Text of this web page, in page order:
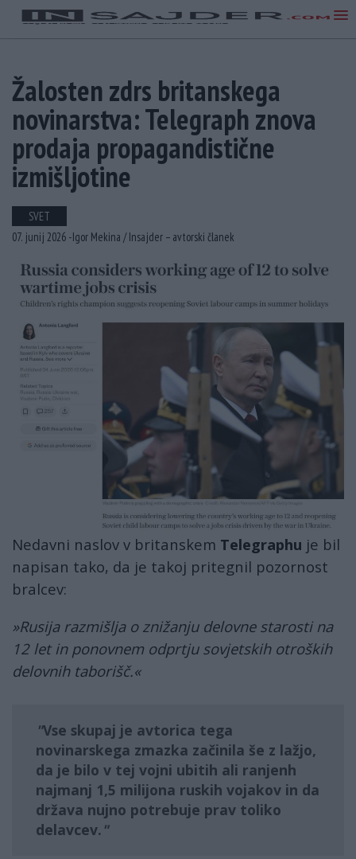
Žalosten zdrs britanskega
novinarstva: Telegraph znova
prodaja propagandistične
izmišljotine
SVET
07. junij 2026 -Igor Mekina /Insajder – avtorski članek
Nedavni naslov v britanskem Telegraphu je bil
napisan tako, da je takoj pritegnil pozornost
bralcev:
»Rusija razmišlja o znižanju delovne starosti na
12 let in ponovnem odprtju sovjetskih otroških
delovnih taborišč.«
Vse skupaj je avtorica tega
novinarskega zmazka začinila še z lažjo,
da je bilo v tej vojni ubitih ali ranjenh
najmanj 1,5 milijona ruskih vojakov in da
država nujno potrebuje prav toliko
delavcev.